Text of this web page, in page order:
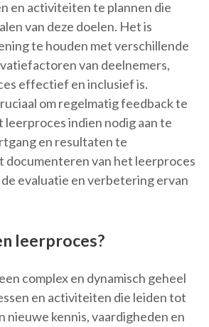
en activiteiten te plannen die
van deze doelen. Het is
te houden met verschillende
van deelnemers,
effectief en inclusief is.
om regelmatig feedback te
leerproces indien nodig aan te
en resultaten te
documenteren van het leerproces
evaluatie en verbetering ervan
leerproces?
complex en dynamisch geheel
en activiteiten die leiden tot
nieuwe kennis, vaardigheden en